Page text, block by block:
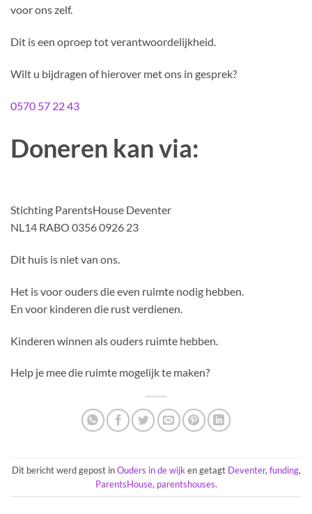
voor ons zelf.
Dit is een oproep tot verantwoordelijkheid.
Wilt u bijdragen of hierover met ons in gesprek?
0570 57 22 43
Doneren kan via:
Stichting ParentsHouse Deventer
NL14 RABO 0356 0926 23
Dit huis is niet van ons.
Het is voor ouders die even ruimte nodig hebben.
En voor kinderen die rust verdienen.
Kinderen winnen als ouders ruimte hebben.
Help je mee die ruimte mogelijk te maken?
Dit bericht werd gepost inOuders in de wijken getagt Deventer, funding,
ParentsHouse, parentshouses.